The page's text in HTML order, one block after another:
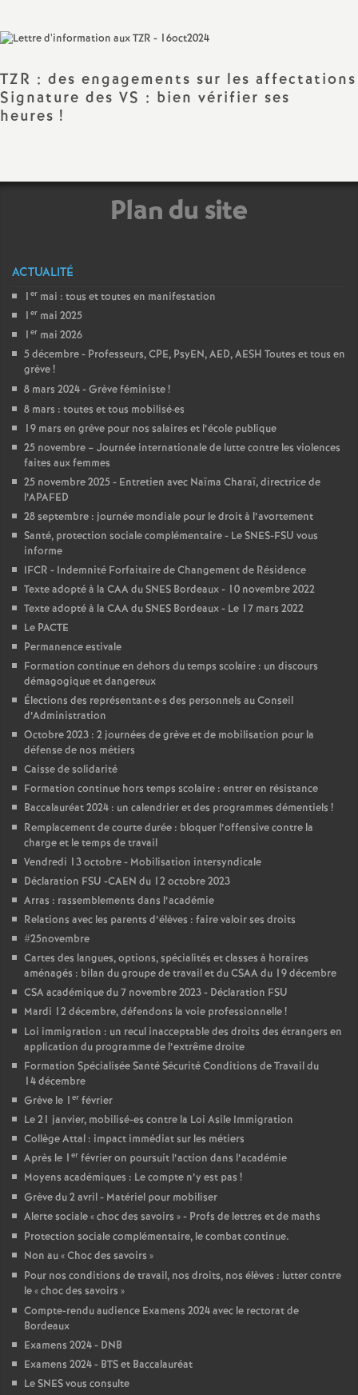
t
l
e
E
n
s
e
i
n
e
e
n
s
d
e
S
c
n
d
d
TZR : des engagements sur les affectations
Signature des VS : bien vérifier ses
heures !
Plan du site
ACTUALITÉ
1 er mai : tous et toutes en manifestation
1 er mai 2025
1 er mai 2026
5 décembre - Professeurs, CPE, PsyEN, AED, AESH Toutes et tous en
grève!
8 mars 2024 - Grève féministe!
8 mars : toutes et tous mobilisé·es
19 mars en grève pour nos salaires et l’école publique
25 novembre – Journée internationale de lutte contre les violences
faites aux femmes
25 novembre 2025 - Entretien avec Naïma Charaï, directrice de
l’APAFED
28 septembre : journée mondiale pour le droit à l’avortement
Santé, protection sociale complémentaire - Le SNES-FSU vous
informe
IFCR - Indemnité Forfaitaire de Changement de Résidence
Texte adopté à la CAA du SNES Bordeaux - 10 novembre 2022
Texte adopté à la CAA du SNES Bordeaux - Le 17 mars 2022
Le PACTE
Permanence estivale
Formation continue en dehors du temps scolaire : un discours
démagogique et dangereux
Élections des représentant·e·s des personnels au Conseil
d’Administration
Octobre 2023 : 2 journées de grève et de mobilisation pour la
défense de nos métiers
Caisse de solidarité
Formation continue hors temps scolaire : entrer en résistance
Baccalauréat 2024 : un calendrier et des programmes démentiels !
Remplacement de courte durée : bloquer l’offensive contre la
charge et le temps de travail
Vendredi 13 octobre - Mobilisation intersyndicale
Déclaration FSU -CAEN du 12 octobre 2023
Arras : rassemblements dans l’académie
Relations avec les parents d’élèves : faire valoir ses droits
#25novembre
Cartes des langues, options, spécialités et classes à horaires
aménagés : bilan du groupe de travail et du CSAA du 19 décembre
CSA académique du 7 novembre 2023 - Déclaration FSU
Mardi 12 décembre, défendons la voie professionnelle!
Loi immigration : un recul inacceptable des droits des étrangers en
application du programme de l’extrême droite
Formation Spécialisée Santé Sécurité Conditions de Travail du
14 décembre
Grève le 1 er février
Le 21 janvier, mobilisé-es contre la Loi Asile Immigration
Collège Attal : impact immédiat sur les métiers
Après le 1 er février on poursuit l’action dans l’académie
Moyens académiques : Le compte n’y est pas !
Grève du 2 avril - Matériel pour mobiliser
Alerte sociale «choc des savoirs » - Profs de lettres et de maths
Protection sociale complémentaire, le combat continue.
Non au «Choc des savoirs »
Pour nos conditions de travail, nos droits, nos élèves : lutter contre
le «choc des savoirs »
Compte-rendu audience Examens 2024 avec le rectorat de
Bordeaux
Examens 2024 - DNB
Examens 2024 - BTS et Baccalauréat
Le SNES vous consulte